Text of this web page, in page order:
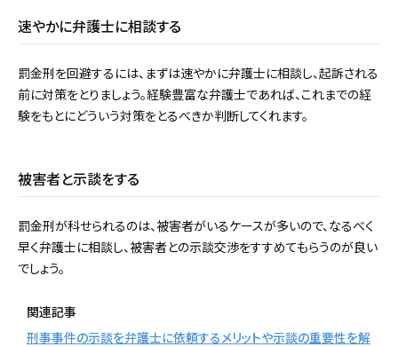
速やかに弁護士に相談する
罰金刑を回避するには、まずは速やかに弁護士に相談し、起訴される
前に対策をとりましょう。経験豊富な弁護士であれば、これまでの経
験をもとにどういう対策をとるべきか判断してくれます。
被害者と示談をする
罰金刑が科せられるのは、被害者がいるケースが多いので、なるべく
早く弁護士に相談し、被害者との示談交渉をすすめてもらうのが良い
でしょう。
関連記事
刑事事件の示談を弁護士に依頼するメリットや示談の重要性を解